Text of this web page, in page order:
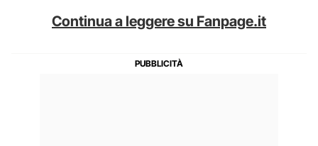
Continua a leggere su Fanpage.it